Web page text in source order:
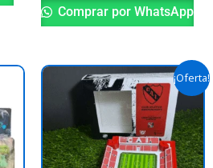
Comprar por WhatsApp
Este
producto
varias
variantes.
¡Oferta!
El
precio
original
$ 59.900,00.
El
precio
actual
es:
$